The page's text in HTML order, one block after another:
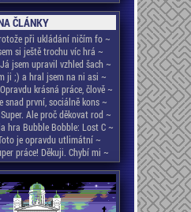
ČLÁNKY
při ukládání ničím fo ~
si ještě trochu víc hrá ~
jsem upravil vzhled šach ~
ji ;) a hral jsem na ni asi ~
krásná práce, člově ~
snad první, sociálně kons ~
Ale proč děkovat rod ~
hra Bubble Bobble: Lost C ~
je opravdu utlimátní ~
práce! Děkuji. Chybí mi ~